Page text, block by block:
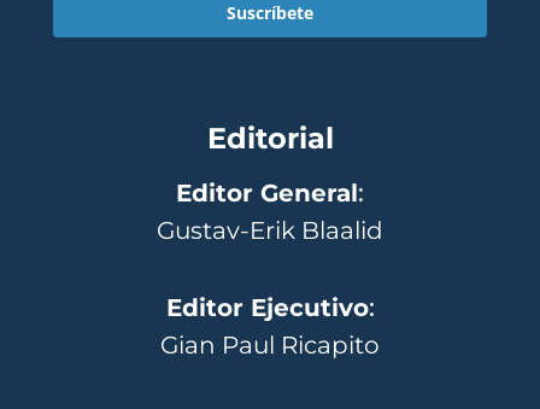
Suscríbete
Editorial
Editor General:
Gustav-Erik Blaalid
Editor Ejecutivo:
Gian Paul Ricapito